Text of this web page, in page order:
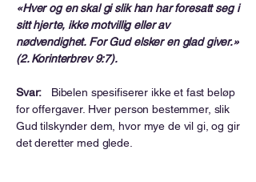
«Hver og en skal gi slik han har foresatt seg i
sitt hjerte, ikke motvillig eller av
nødvendighet. For Gud elsker en glad giver.»
(2. Korinterbrev 9:7).
Svar: Bibelen spesifiserer ikke et fast beløp
for offergaver. Hver person bestemmer, slik
Gud tilskynder dem, hvor mye de vil gi, og gir
det deretter med glede.